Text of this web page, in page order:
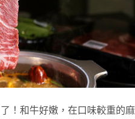
！和牛好嫩，在口味較重的麻